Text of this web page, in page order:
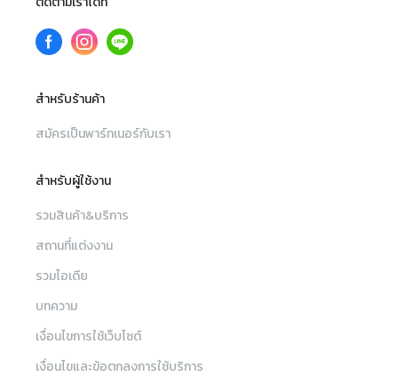
สำหรับร้านค้า
สมัครเป็นพาร์ทเนอร์กับเรา
สำหรับผู้ใช้งาน
รวมสินค้า&บริการ
สถานที่แต่งงาน
รวมไอเดีย
บทความ
เงื่อนไขการใช้เว็บไซต์
เงื่อนไขและข้อตกลงการใช้บริการ